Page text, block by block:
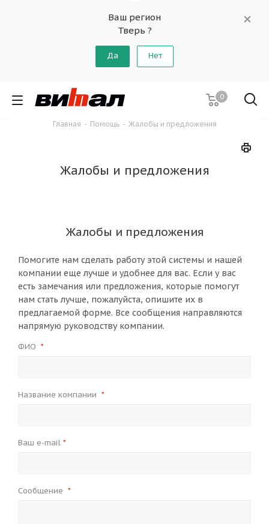
Ваш регион
Тверь ?
Да Нет
0
Главная - Помощь - Жалобы и предложения
Жалобы и предложения
Жалобы и предложения
Помогите нам сделать работу этой системы и нашей
компании еще лучше и удобнее для вас. Если у вас
есть замечания или предложения, которые помогут
нам стать лучше, пожалуйста, опишите их в
предлагаемой форме. Все сообщения направляются
напрямую руководству компании.
ФИО *
Название компании *
Ваш e-mail *
Сообщение *